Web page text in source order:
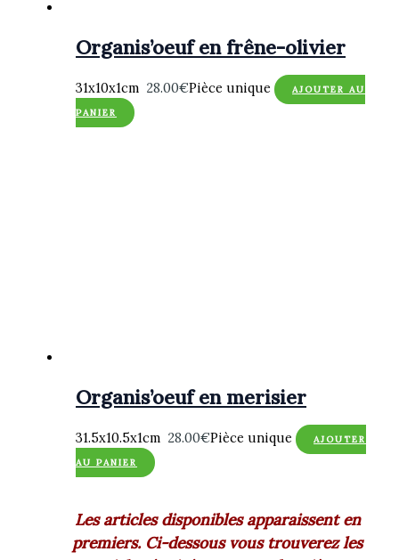
Organis’oeuf en frêne-olivier
31x10x1cm 28.00€Pièce unique
AJOUTER AU
PANIER
Organis’oeuf en merisier
31.5x10.5x1cm 28.00€Pièce unique
AJOUTER
AU PANIER
Les articles disponibles apparaissent en
premiers. Ci-dessous vous trouverez les